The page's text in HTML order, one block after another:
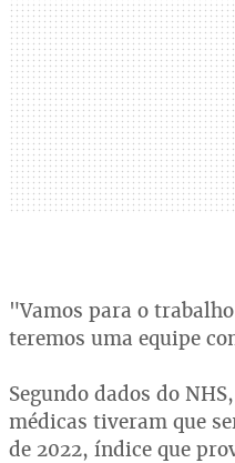
"Vamos para o
teremos uma equipe
Segundo dados do
médicas tiveram que
de 2022, índice que